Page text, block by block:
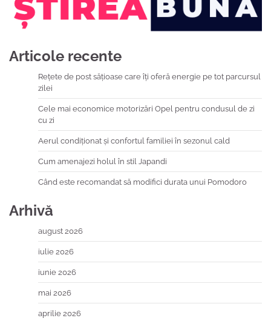
Articole recente
Rețete de post sățioase care îți oferă energie pe tot parcursul
zilei
Cele mai economice motorizări Opel pentru condusul de zi
cu zi
Aerul condiționat și confortul familiei în sezonul cald
Cum amenajezi holul în stil Japandi
Când este recomandat să modifici durata unui Pomodoro
Arhivă
august 2026
iulie 2026
iunie 2026
mai 2026
aprilie 2026